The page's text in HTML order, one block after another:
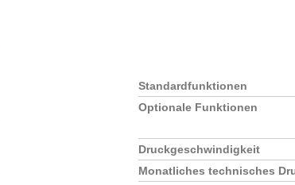
Standard​funktionen
Optionale Funktionen
Druckgeschwindigkeit
Monatliches technisches